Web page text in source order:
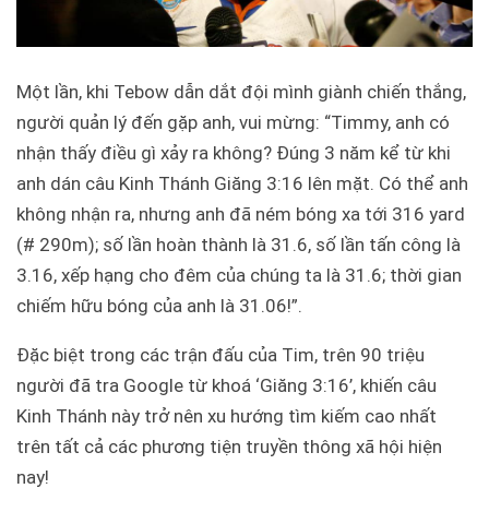
Một lần, khi Tebow dẫn dắt đội mình giành chiến thắng,
người quản lý đến gặp anh, vui mừng: “Timmy, anh có
nhận thấy điều gì xảy ra không? Đúng 3 năm kể từ khi
anh dán câu Kinh Thánh Giăng 3:16 lên mặt. Có thể anh
không nhận ra, nhưng anh đã ném bóng xa tới 316 yard
(# 290m); số lần hoàn thành là 31.6, số lần tấn công là
3.16, xếp hạng cho đêm của chúng ta là 31.6; thời gian
chiếm hữu bóng của anh là 31.06!”.
Đặc biệt trong các trận đấu của Tim, trên 90 triệu
người đã tra Google từ khoá ‘Giăng 3:16’, khiến câu
Kinh Thánh này trở nên xu hướng tìm kiếm cao nhất
trên tất cả các phương tiện truyền thông xã hội hiện
nay!